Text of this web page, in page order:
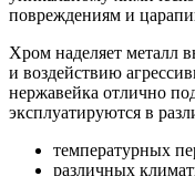
повреждениям и
Хром наделяет металл
и воздействию
нержавейка отлично
эксплуатируются в
температурных
различных